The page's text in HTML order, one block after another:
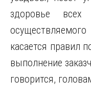
здоровье всех
касается правил
выполнение
говорится,